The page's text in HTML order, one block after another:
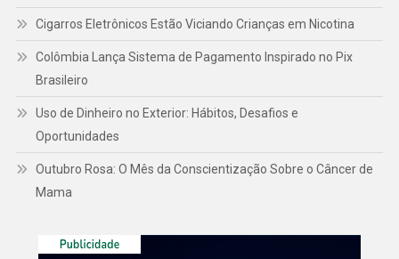
Cigarros Eletrônicos Estão Viciando Crianças em Nicotina
Colômbia Lança Sistema de Pagamento Inspirado no Pix
Brasileiro
Uso de Dinheiro no Exterior: Hábitos, Desafios e
Oportunidades
Outubro Rosa: O Mês da Conscientização Sobre o Câncer de
Mama